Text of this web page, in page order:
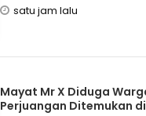
satu jam lalu
Mayat Mr X Diduga
Perjuangan Ditemukan